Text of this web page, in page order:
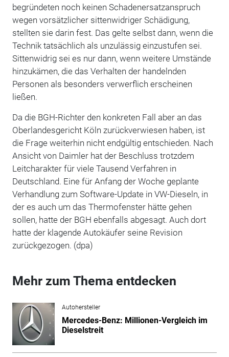
begründeten noch keinen Schadenersatzanspruch
wegen vorsätzlicher sittenwidriger Schädigung,
stellten sie darin fest. Das gelte selbst dann, wenn die
Technik tatsächlich als unzulässig einzustufen sei.
Sittenwidrig sei es nur dann, wenn weitere Umstände
hinzukämen, die das Verhalten der handelnden
Personen als besonders verwerflich erscheinen
ließen.
Da die BGH-Richter den konkreten Fall aber an das
Oberlandesgericht Köln zurückverwiesen haben, ist
die Frage weiterhin nicht endgültig entschieden. Nach
Ansicht von Daimler hat der Beschluss trotzdem
Leitcharakter für viele Tausend Verfahren in
Deutschland. Eine für Anfang der Woche geplante
Verhandlung zum Software-Update in VW-Dieseln, in
der es auch um das Thermofenster hätte gehen
sollen, hatte der BGH ebenfalls abgesagt. Auch dort
hatte der klagende Autokäufer seine Revision
zurückgezogen. (dpa)
Mehr zum Thema entdecken
Autohersteller
Mercedes-Benz: Millionen-Vergleich im
Dieselstreit